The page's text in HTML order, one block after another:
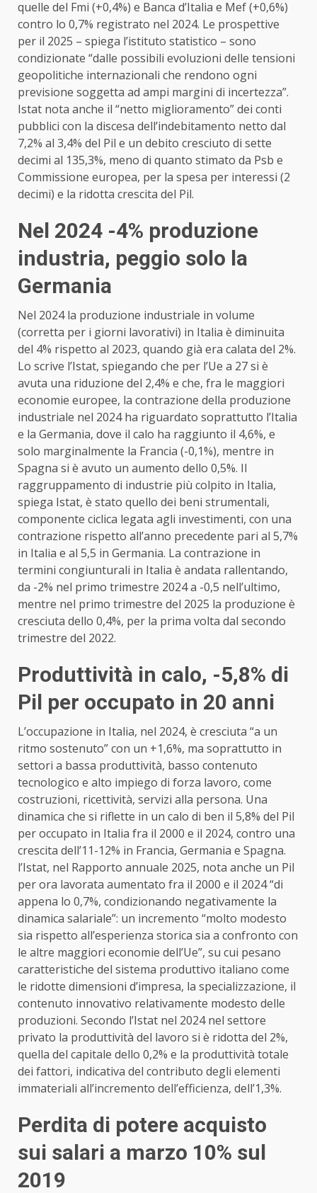
quelle del Fmi (+0,4%) e Banca d’Italia e Mef (+0,6%)
contro lo 0,7% registrato nel 2024. Le prospettive
per il 2025 – spiega l’istituto statistico – sono
condizionate “dalle possibili evoluzioni delle tensioni
geopolitiche internazionali che rendono ogni
previsione soggetta ad ampi margini di incertezza”.
Istat nota anche il “netto miglioramento” dei conti
pubblici con la discesa dell’indebitamento netto dal
7,2% al 3,4% del Pil e un debito cresciuto di sette
decimi al 135,3%, meno di quanto stimato da Psb e
Commissione europea, per la spesa per interessi (2
decimi) e la ridotta crescita del Pil.
Nel 2024 -4% produzione
industria, peggio solo la
Germania
Nel 2024 la produzione industriale in volume
(corretta per i giorni lavorativi) in Italia è diminuita
del 4% rispetto al 2023, quando già era calata del 2%.
Lo scrive l’Istat, spiegando che per l’Ue a 27 si è
avuta una riduzione del 2,4% e che, fra le maggiori
economie europee, la contrazione della produzione
industriale nel 2024 ha riguardato soprattutto l’Italia
e la Germania, dove il calo ha raggiunto il 4,6%, e
solo marginalmente la Francia (-0,1%), mentre in
Spagna si è avuto un aumento dello 0,5%. Il
raggruppamento di industrie più colpito in Italia,
spiega Istat, è stato quello dei beni strumentali,
componente ciclica legata agli investimenti, con una
contrazione rispetto all’anno precedente pari al 5,7%
in Italia e al 5,5 in Germania. La contrazione in
termini congiunturali in Italia è andata rallentando,
da -2% nel primo trimestre 2024 a -0,5 nell’ultimo,
mentre nel primo trimestre del 2025 la produzione è
cresciuta dello 0,4%, per la prima volta dal secondo
trimestre del 2022.
Produttività in calo, -5,8% di
Pil per occupato in 20 anni
L’occupazione in Italia, nel 2024, è cresciuta “a un
ritmo sostenuto” con un +1,6%, ma soprattutto in
settori a bassa produttività, basso contenuto
tecnologico e alto impiego di forza lavoro, come
costruzioni, ricettività, servizi alla persona. Una
dinamica che si riflette in un calo di ben il 5,8% del Pil
per occupato in Italia fra il 2000 e il 2024, contro una
crescita dell’11-12% in Francia, Germania e Spagna.
l’Istat, nel Rapporto annuale 2025, nota anche un Pil
per ora lavorata aumentato fra il 2000 e il 2024 “di
appena lo 0,7%, condizionando negativamente la
dinamica salariale”: un incremento “molto modesto
sia rispetto all’esperienza storica sia a confronto con
le altre maggiori economie dell’Ue”, su cui pesano
caratteristiche del sistema produttivo italiano come
le ridotte dimensioni d’impresa, la specializzazione, il
contenuto innovativo relativamente modesto delle
produzioni. Secondo l’Istat nel 2024 nel settore
privato la produttività del lavoro si è ridotta del 2%,
quella del capitale dello 0,2% e la produttività totale
dei fattori, indicativa del contributo degli elementi
immateriali all’incremento dell’efficienza, dell’1,3%.
Perdita di potere acquisto
sui salari a marzo 10% sul
2019